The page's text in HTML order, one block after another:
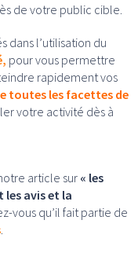
de votre public cible.
dans l’utilisation du
pour vous permettre
rapidement vos
toutes les facettes de
votre activité dès à
article sur « les
avis et la
vous qu’il fait partie de